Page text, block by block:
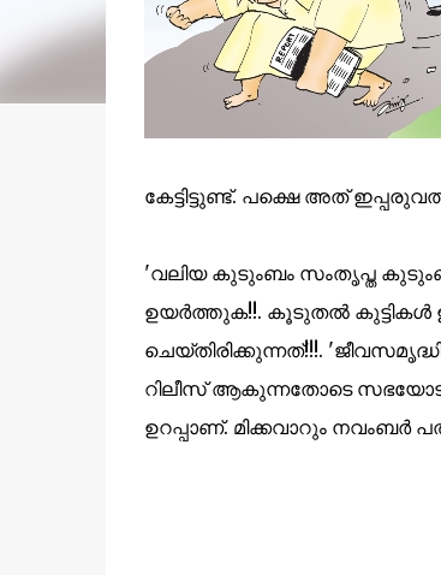
കേട്ടിട്ടുണ്ട്. പക്ഷെ അത്
'വലിയ കുടുംബം സംതൃപ്ത
ഉയര്‍ത്തുക!!. കൂടുതല്‍ കുട്ടികള്‍
ചെയ്തിരിക്കുന്നത്!!!.
റിലീസ് ആകുന്നതോടെ സഭയോട്
ഉറപ്പാണ്. മിക്കവാറും നവംബര്‍